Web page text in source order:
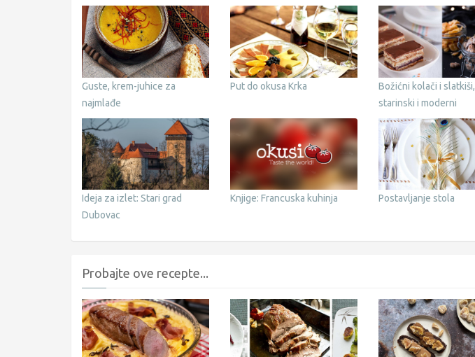
Guste, krem-juhice za
najmlađe
Put do okusa Krka
Božićni kolači i slatkiši,
starinski i moderni
Ideja za izlet: Stari grad
Dubovac
Knjige: Francuska kuhinja Postavljanje stola
Probajte ove recepte...